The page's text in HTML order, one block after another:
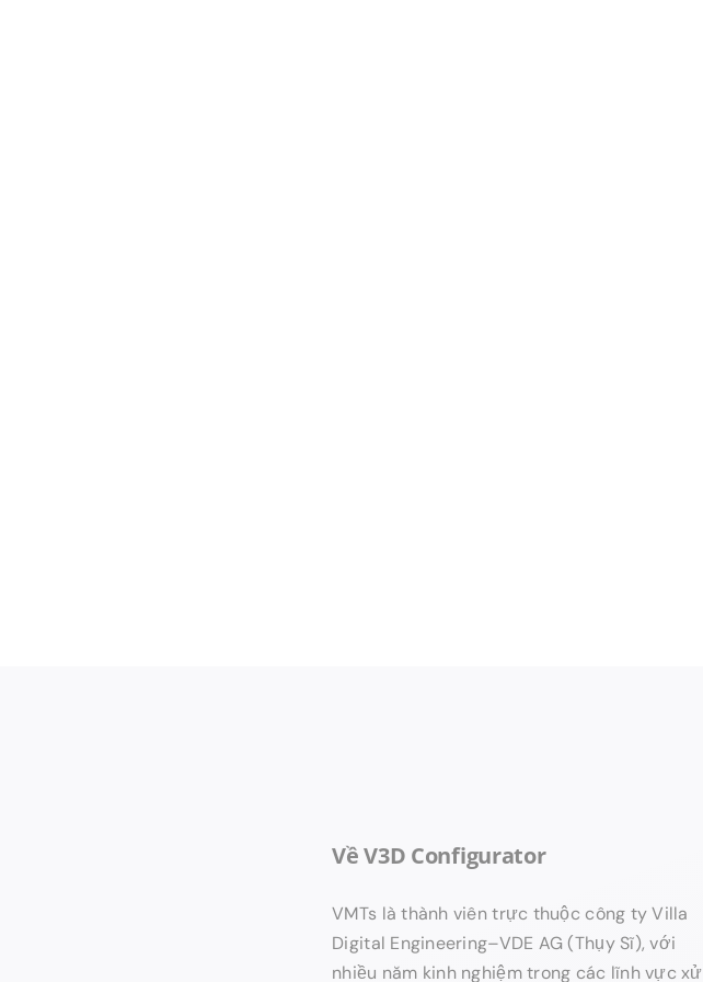
Về V3D Configurator
VMTs là thành viên trực thuộc công ty Villa
Digital Engineering–VDE AG (Thụy Sĩ), với
nhiều năm kinh nghiệm trong các lĩnh vực xử